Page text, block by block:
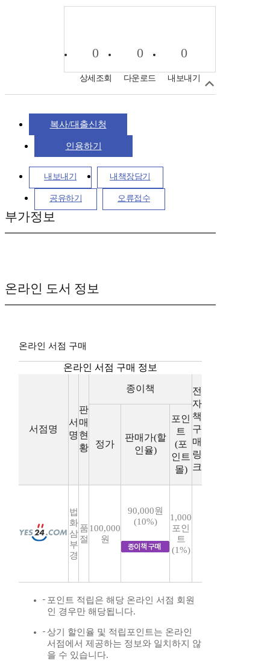
0
상세조회
0
다운로드
0
내보내기
복사/대출신청
인용하기
내보내기 내책장담기
공유하기 오류접수
부가정보
온라인 도서 정보
온라인 서점 구매
온라인 서점 구매 정보
서점명
서
명
판
매
현
황
종이책
전
자
책
구
매
링
크
정가
판매가(할
인율)
포인
트
(포
인트
몰)
법
화
삼
부
경
품
절
100,000
원
90,000원
(10%)
1,000
포인
트
(1%)
포인트 적립은 해당 온라인 서점 회원
인 경우만 해당됩니다.
상기 할인율 및 적립포인트는 온라인
서점에서 제공하는 정보와 일치하지 않
을 수 있습니다.